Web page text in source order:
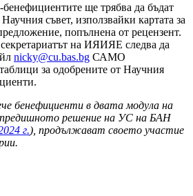
ще трябва да бъдат
съвет, използвайки картата за
попълнена от рецензент.
секретариатът на ИЯИЯЕ следва да
nicky@cu.bas.bg САМО
за одобрените от Научния
бенефициенти в двата модула на
решение на УС на БАН
г.), продължават своето участие